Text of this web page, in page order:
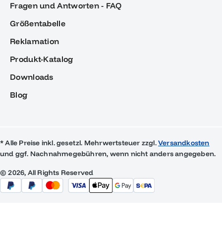
Fragen und Antworten - FAQ
Größentabelle
Reklamation
Produkt-Katalog
Downloads
Blog
* Alle Preise inkl. gesetzl. Mehrwertsteuer zzgl.Versandkosten
und ggf. Nachnahmegebühren, wenn nicht anders angegeben.
© 2026, All Rights Reserved